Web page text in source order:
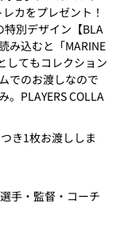
カをプレゼント！
別デザイン【BLA
み込むと「MARINE
してもコレクション
でのお渡しなので
PLAYERS COLLA
き1枚お渡ししま
手・監督・コーチ